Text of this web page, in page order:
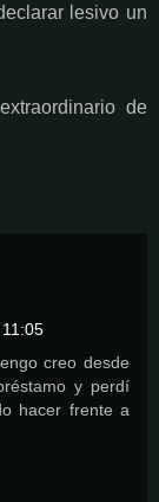
lesivo un
de
creo desde
y perdí
hacer frente a